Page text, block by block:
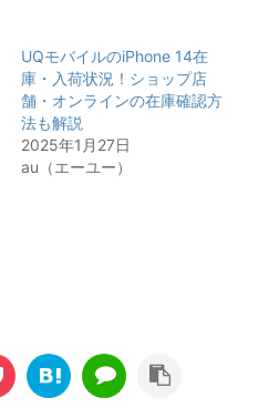
UQモバイルのiPhone 14在
庫・入荷状況！ショップ店
舗・オンラインの在庫確認方
法も解説
2025年1月27日
au（エーユー）